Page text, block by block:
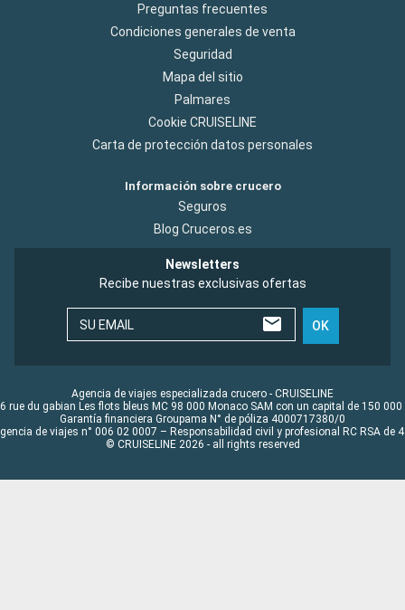
Preguntas frecuentes
Condiciones generales de venta
Seguridad
Mapa del sitio
Palmares
Cookie CRUISELINE
Carta de protección datos personales
Información sobre crucero
Seguros
Blog Cruceros.es
Newsletters
Recibe nuestras exclusivas ofertas
SU EMAIL OK
Agencia de viajes especializada crucero - CRUISELINE
rue du gabian Les flots bleus MC 98 000 Monaco SAM con un capital de 150 000
Garantía financiera Groupama N° de póliza 4000717380/0
de viajes n° 006 02 0007 – Responsabilidad civil y profesional RC RSA de
© CRUISELINE 2026 - all rights reserved